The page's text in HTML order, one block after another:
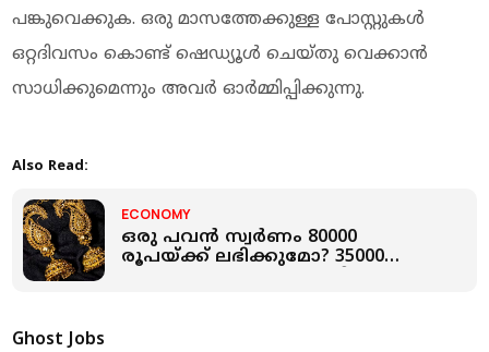
പങ്കുവെക്കുക. ഒരു മാസത്തേക്കുള്ള പോസ്റ്റുകൾ
ഒറ്റദിവസം കൊണ്ട് ഷെഡ്യൂൾ ചെയ്തു വെക്കാൻ
സാധിക്കുമെന്നും അവർ ഓർമ്മിപ്പിക്കുന്നു.
Also Read:
ECONOMY
ഒരു പവന്‍ സ്വർണം 80000
രൂപയ്ക്ക് ലഭിക്കുമോ? 35000
Ghost Jobs